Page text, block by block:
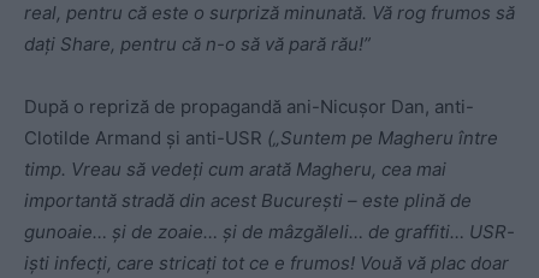
real, pentru că este o surpriză minunată. Vă rog frumos să
dați Share, pentru că n-o să vă pară rău!”
După o repriză de propagandă ani-Nicușor Dan, anti-
Clotilde Armand și anti-USR („Suntem pe Magheru între
timp. Vreau să vedeți cum arată Magheru, cea mai
importantă stradă din acest București – este plină de
gunoaie… și de zoaie… și de mâzgăleli… de graffiti… USR-
iști infecți, care stricați tot ce e frumos! Vouă vă plac doar